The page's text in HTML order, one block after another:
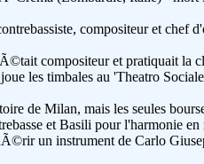
compositeur et chef
compositeur et pratiquait la
les timbales au 'Theatro
de Milan, mais les seules
et Basili pour l'harmonie
un instrument de Carlo